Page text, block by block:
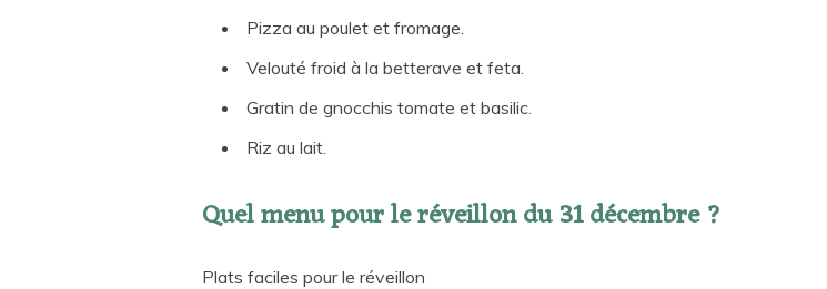
Pizza au poulet et fromage.
Velouté froid à la betterave et feta.
Gratin de gnocchis tomate et basilic.
Riz au lait.
Quel menu pour le réveillon du 31 décembre ?
Plats faciles pour le réveillon